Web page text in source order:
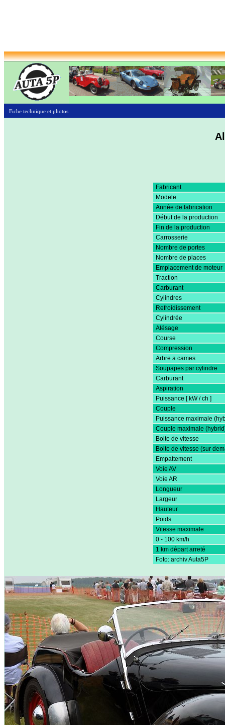
Fiche technique et photos
Fabricant
Modele
Année de fabrication
Début de la production
Fin de la production
Carrosserie
Nombre de portes
Nombre de places
Emplacement de moteur
Traction
Carburant
Cylindres
Refroidissement
Cylindrée
Alésage
Course
Compression
Arbre a cames
Soupapes par cylindre
Carburant
Aspiration
Puissance [ kW / ch ]
Couple
Puissance maximale
Couple maximale
Boite de vitesse
Boite de vitesse (sur
Empattement
Voie AV
Voie AR
Longueur
Largeur
Hauteur
Poids
Vitesse maximale
0 - 100 km/h
1 km départ arreté
Foto: archiv Auta5P